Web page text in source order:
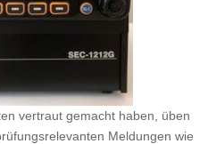
vertraut gemacht haben, üben
Meldungen wie